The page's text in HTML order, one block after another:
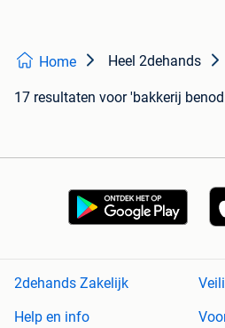
Home Heel 2dehands
17 resultaten voor 'bakkerij
2dehands Zakelijk
Help en info